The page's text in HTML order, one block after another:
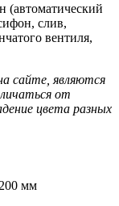
(автоматический
слив,
вентиля,
сайте, являются
от
цвета разных
200 мм